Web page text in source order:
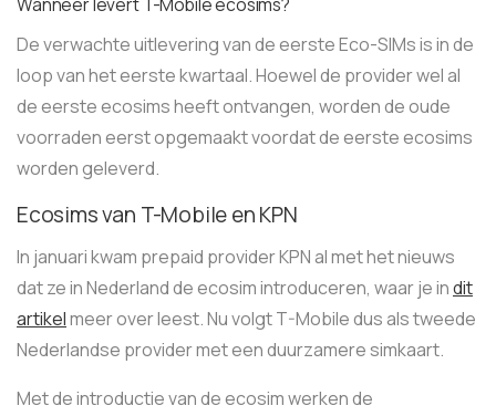
De verwachte uitlevering van de eerste Eco-SIMs is in de
loop van het eerste kwartaal. Hoewel de provider wel al
de eerste ecosims heeft ontvangen, worden de oude
voorraden eerst opgemaakt voordat de eerste ecosims
worden geleverd.
Ecosims van T-Mobile en KPN
In januari kwam prepaid provider KPN al met het nieuws
dat ze in Nederland de ecosim introduceren, waar je indit
artikelmeer over leest. Nu volgt T-Mobile dus als tweede
Nederlandse provider met een duurzamere simkaart.
Met de introductie van de ecosim werken de